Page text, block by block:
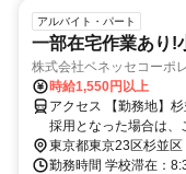
アルバイト・パート
一部在宅作業あり!
株式会社ベネッセコーポ
時給1,550円以上
アクセス 【勤務地】
採用となった場合は、
担当いただく学校は複
し、無理のない範囲で
東京都東京23区杉並区
勤務時間 学校滞在：